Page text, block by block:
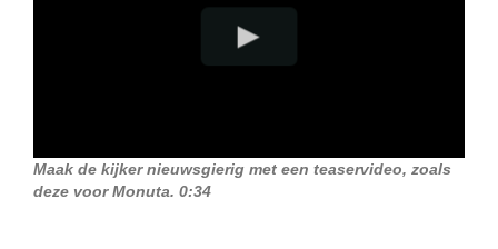
Maak de kijker nieuwsgierig met een teaservideo, zoals
deze voor Monuta. 0:34